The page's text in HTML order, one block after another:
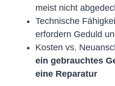
meist nicht
Technische
erfordern Geduld
Kosten vs.
ein gebrauchtes
eine Reparatur